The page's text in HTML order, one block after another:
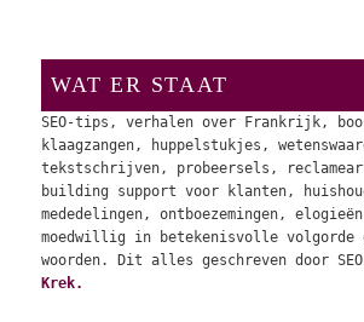
WAT ER STAAT
SEO-tips, verhalen over Frankrijk,
klaagzangen, huppelstukjes,
tekstschrijven, probeersels,
building support voor klanten,
mededelingen, ontboezemingen,
moedwillig in betekenisvolle volgorde
woorden. Dit alles geschreven door
Krek.